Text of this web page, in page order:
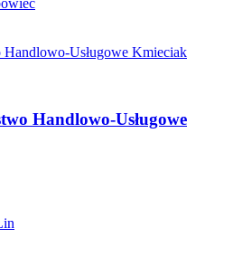
Handlowo-Usługowe